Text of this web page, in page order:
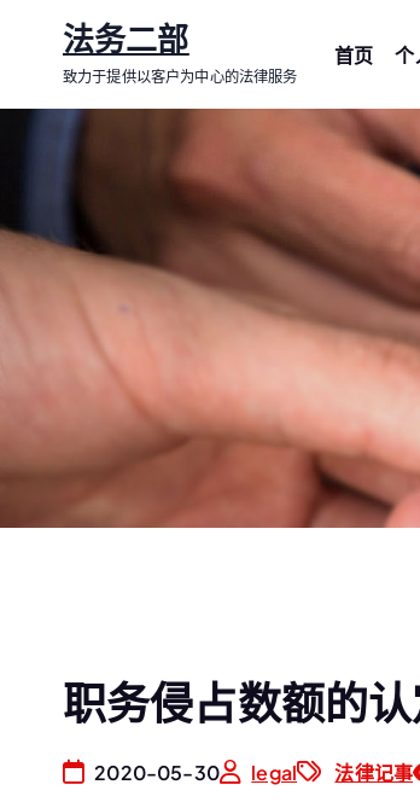
内
法务二部
致力于提供以客户为中心的法律服务
首页 个
职务侵占数额的
2020-05-30 legal 法律记事